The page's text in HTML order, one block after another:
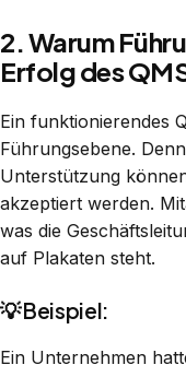
2. Warum
Erfolg des
Ein funktionierendes
Führungsebene.
Unterstützung
akzeptiert werden.
was die
auf Plakaten steht.
💡 Beispiel:
Ein Unternehmen